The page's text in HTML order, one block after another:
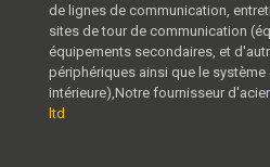
de lignes de communication,
sites de tour de communication
équipements secondaires, et
périphériques ainsi que le
intérieure),Notre fournisseur
ltd